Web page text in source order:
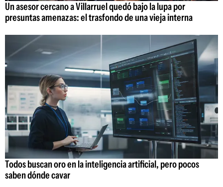
Un asesor cercano a Villarruel quedó bajo la lupa por
presuntas amenazas: el trasfondo de una vieja interna
Todos buscan oro en la inteligencia artificial, pero pocos
saben dónde cavar